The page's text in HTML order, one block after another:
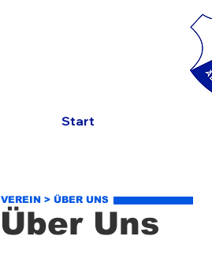
Start
VEREIN > ÜBER UNS
Über Uns